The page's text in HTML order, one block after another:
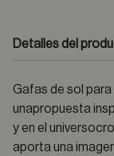
Detalles del
Gafas de sol para
unapropuesta
y en el
aporta una